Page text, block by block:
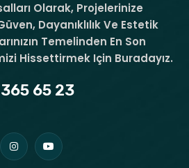
Olarak, Projelerinize
Dayanıklılık Ve Estetik
Temelinden En Son
Hissettirmek Için Buradayız.
65 23